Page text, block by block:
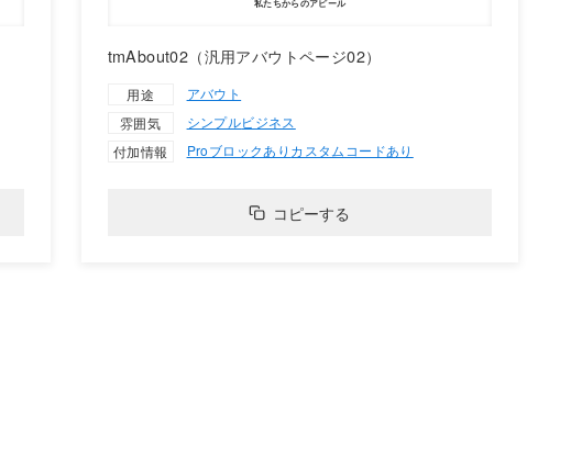
tmAbout02（汎用アバウトページ02）
用途
アバウト
雰囲気
シンプルビジネス
付加情報
Proブロックあり カスタムコードあり
コピーする